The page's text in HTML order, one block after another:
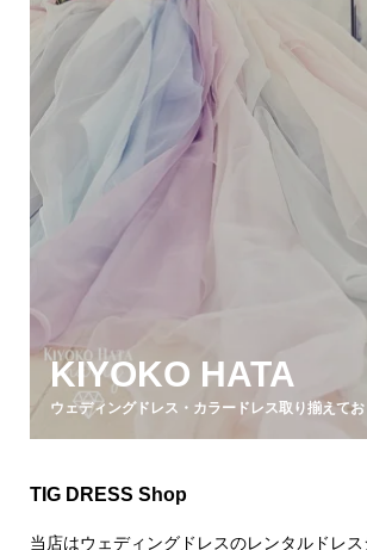
KIYOKO HATA
ウェディングドレス・カラードレス取り揃えて
TIG DRESS Shop
当店はウェディングドレスのレンタルドレ